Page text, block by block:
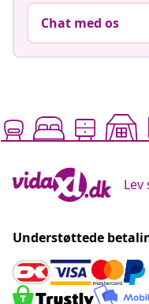
Chat med os
Understøttede